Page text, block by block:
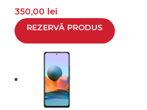
350,00 lei
REZERVĂ PRODUS